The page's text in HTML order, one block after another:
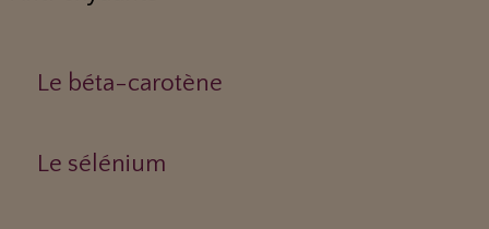
Le béta-carotène
Le sélénium